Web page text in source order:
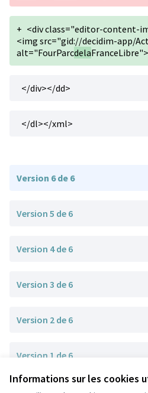
Informations sur les cookies
+ <div class="editor-content-
<img src="gid://decidim-app/
alt="FourParcdela
</div></dd>
</dl></xml>
Version 6 de 6
Version 5 de 6
Version 4 de 6
Version 3 de 6
Version 2 de 6
Version 1 de 6